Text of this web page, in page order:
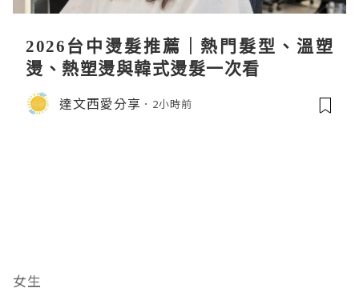
2026台中燙髮推薦｜熱門髮型、溫塑
燙、熱塑燙與韓式燙髮一次看
達文西愛分享 2小時前
女生